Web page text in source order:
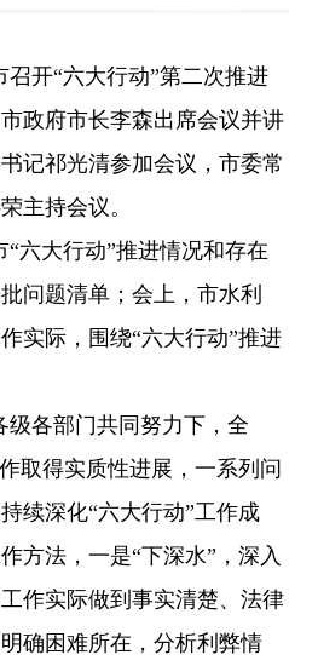
召开“六大行动”第二次推进
政府市长李森出席会议并讲
记祁光清参加会议，市委常
主持会议。
“六大行动”推进情况和存在
问题清单；会上，市水利
实际，围绕“六大行动”推进
级各部门共同努力下，全
取得实质性进展，一系列问
续深化“六大行动”工作成
方法，一是“下深水”，深入
作实际做到事实清楚、法律
确困难所在，分析利弊情